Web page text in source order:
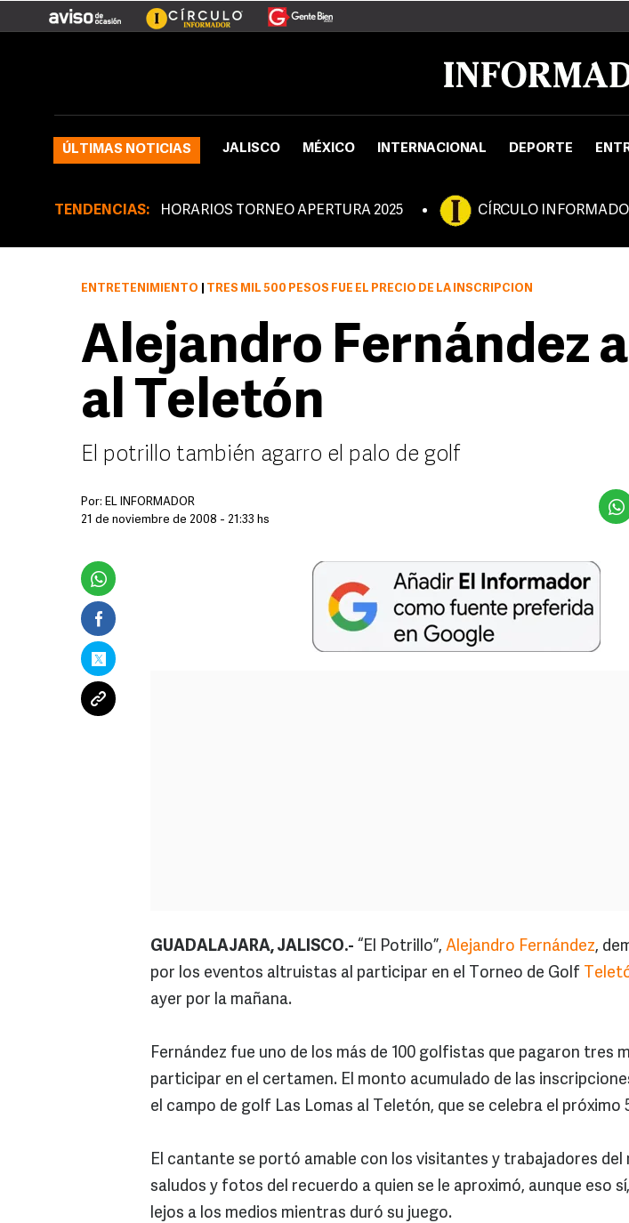
ÚLTIMAS NOTICIAS JALISCO MÉXICO INTERNACIONAL DEPORTE
TENDENCIAS: HORARIOS TORNEO APERTURA 2025 CÍRCULO
ENTRETENIMIENTO TRES MIL 500 PESOS FUE EL PRECIO DE LA INSCRIPCIÓN
Alejandro Fernández
al Teletón
El potrillo también agarro el palo de golf
Por: EL INFORMADOR
21 de noviembre de 2008 - 21:33 hs
GUADALAJARA, JALISCO.- “El Potrillo”, Alejandro Fernández,
por los eventos altruistas al participar en el Torneo de Golf
ayer por la mañana.
Fernández fue uno de los más de 100 golfistas que pagaron tres
participar en el certamen. El monto acumulado de las
el campo de golf Las Lomas al Teletón, que se celebra el próximo
El cantante se portó amable con los visitantes y trabajadores
saludos y fotos del recuerdo a quien se le aproximó, aunque eso
lejos a los medios mientras duró su juego.